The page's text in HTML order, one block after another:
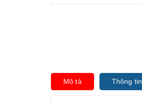
Mô tả Thông tin